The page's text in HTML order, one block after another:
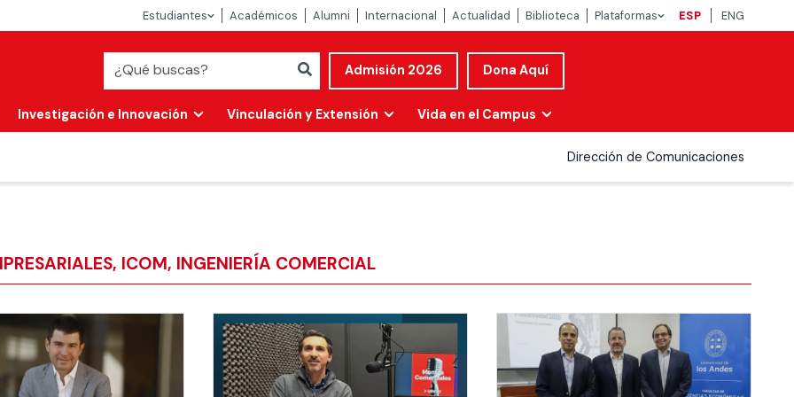
Estudiantes Académicos Alumni Internacional Actualidad Biblioteca Plataformas ESP ENG
Admisión 2026 Dona Aquí
Investigación e Innovación Vinculación y Extensión Vida en el Campus
Dirección de Comunicaciones
ICOM, INGENIERÍA COMERCIAL